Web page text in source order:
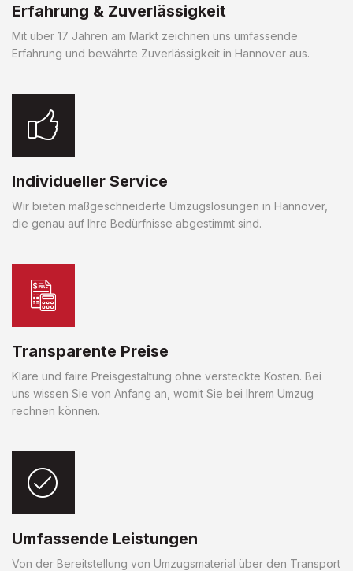
Erfahrung & Zuverlässigkeit
Mit über 17 Jahren am Markt zeichnen uns umfassende
Erfahrung und bewährte Zuverlässigkeit in Hannover aus.
Individueller Service
Wir bieten maßgeschneiderte Umzugslösungen in Hannover,
die genau auf Ihre Bedürfnisse abgestimmt sind.
Transparente Preise
Klare und faire Preisgestaltung ohne versteckte Kosten. Bei
uns wissen Sie von Anfang an, womit Sie bei Ihrem Umzug
rechnen können.
Umfassende Leistungen
Von der Bereitstellung von Umzugsmaterial über den Transport